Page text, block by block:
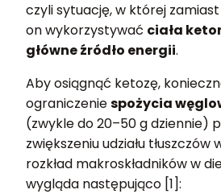
czyli sytuację, w której
on wykorzystywać ciała
główne źródło energii.
Aby osiągnąć ketozę,
ograniczeniespożycia
(zwykle do 20–50 g dziennie)
zwiększeniu udziału tłuszczów
rozkład makroskładników w
wygląda następująco [1]: